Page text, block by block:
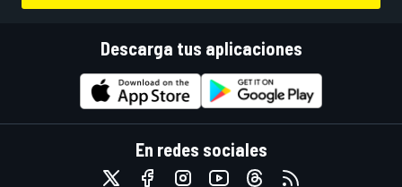
Descarga tus aplicaciones
En redes sociales